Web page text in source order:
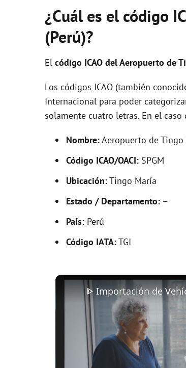
¿Cuál es el código
(Perú)?
El código ICAO delAeropuerto de
Los códigos ICAO (también
Internacional para poder
solamente cuatro letras. En el
Nombre:Aeropuerto de Tingo
Código ICAO/OACI: SPGM
Ubicación:Tingo María
Estado / Departamento: –
País: Perú
Código IATA:TGI